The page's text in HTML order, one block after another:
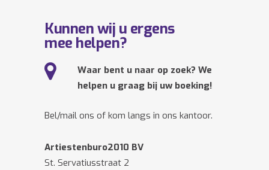
Kunnen wij u ergens
mee helpen?
Waar bent u naar op zoek? We
helpen u graag bij uw boeking!
Bel/mail ons of kom langs in ons kantoor.
Artiestenburo2010 BV
St. Servatiusstraat 2